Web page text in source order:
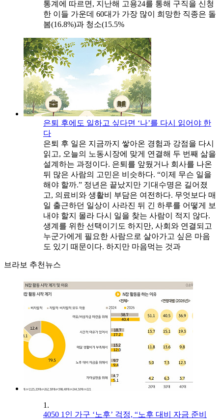
통계에 따르면, 지난해 고용24를 통해 구직을 신청
한 이들 가운데 60대가 가장 많이 희망한 직종은 돌
봄(16.8%)과 청소(15.5%
은퇴 후에도 일하고 싶다면 ‘나’를 다시 읽어야 한
다
은퇴 후 일은 지금까지 쌓아온 경험과 강점을 다시
읽고, 오늘의 노동시장에 맞게 연결해 두 번째 삶을
설계하는 과정이다. 은퇴를 앞뒀거나 회사를 나온
뒤 많은 사람의 고민은 비슷하다. “이제 무슨 일을
해야 할까.” 정년은 끝났지만 기대수명은 길어졌
고, 의료비와 생활비 부담은 여전하다. 무엇보다 매
일 출근하던 일상이 사라진 뒤 긴 하루를 어떻게 보
내야 할지 몰라 다시 일을 찾는 사람이 적지 않다.
생계를 위한 선택이기도 하지만, 사회와 연결되고
누군가에게 필요한 사람으로 살아가고 싶은 마음
도 있기 때문이다. 하지만 마음먹는 것과
브라보 추천뉴스
1.
4050 1인 가구 ‘노후’ 걱정, “노후 대비 자금 준비